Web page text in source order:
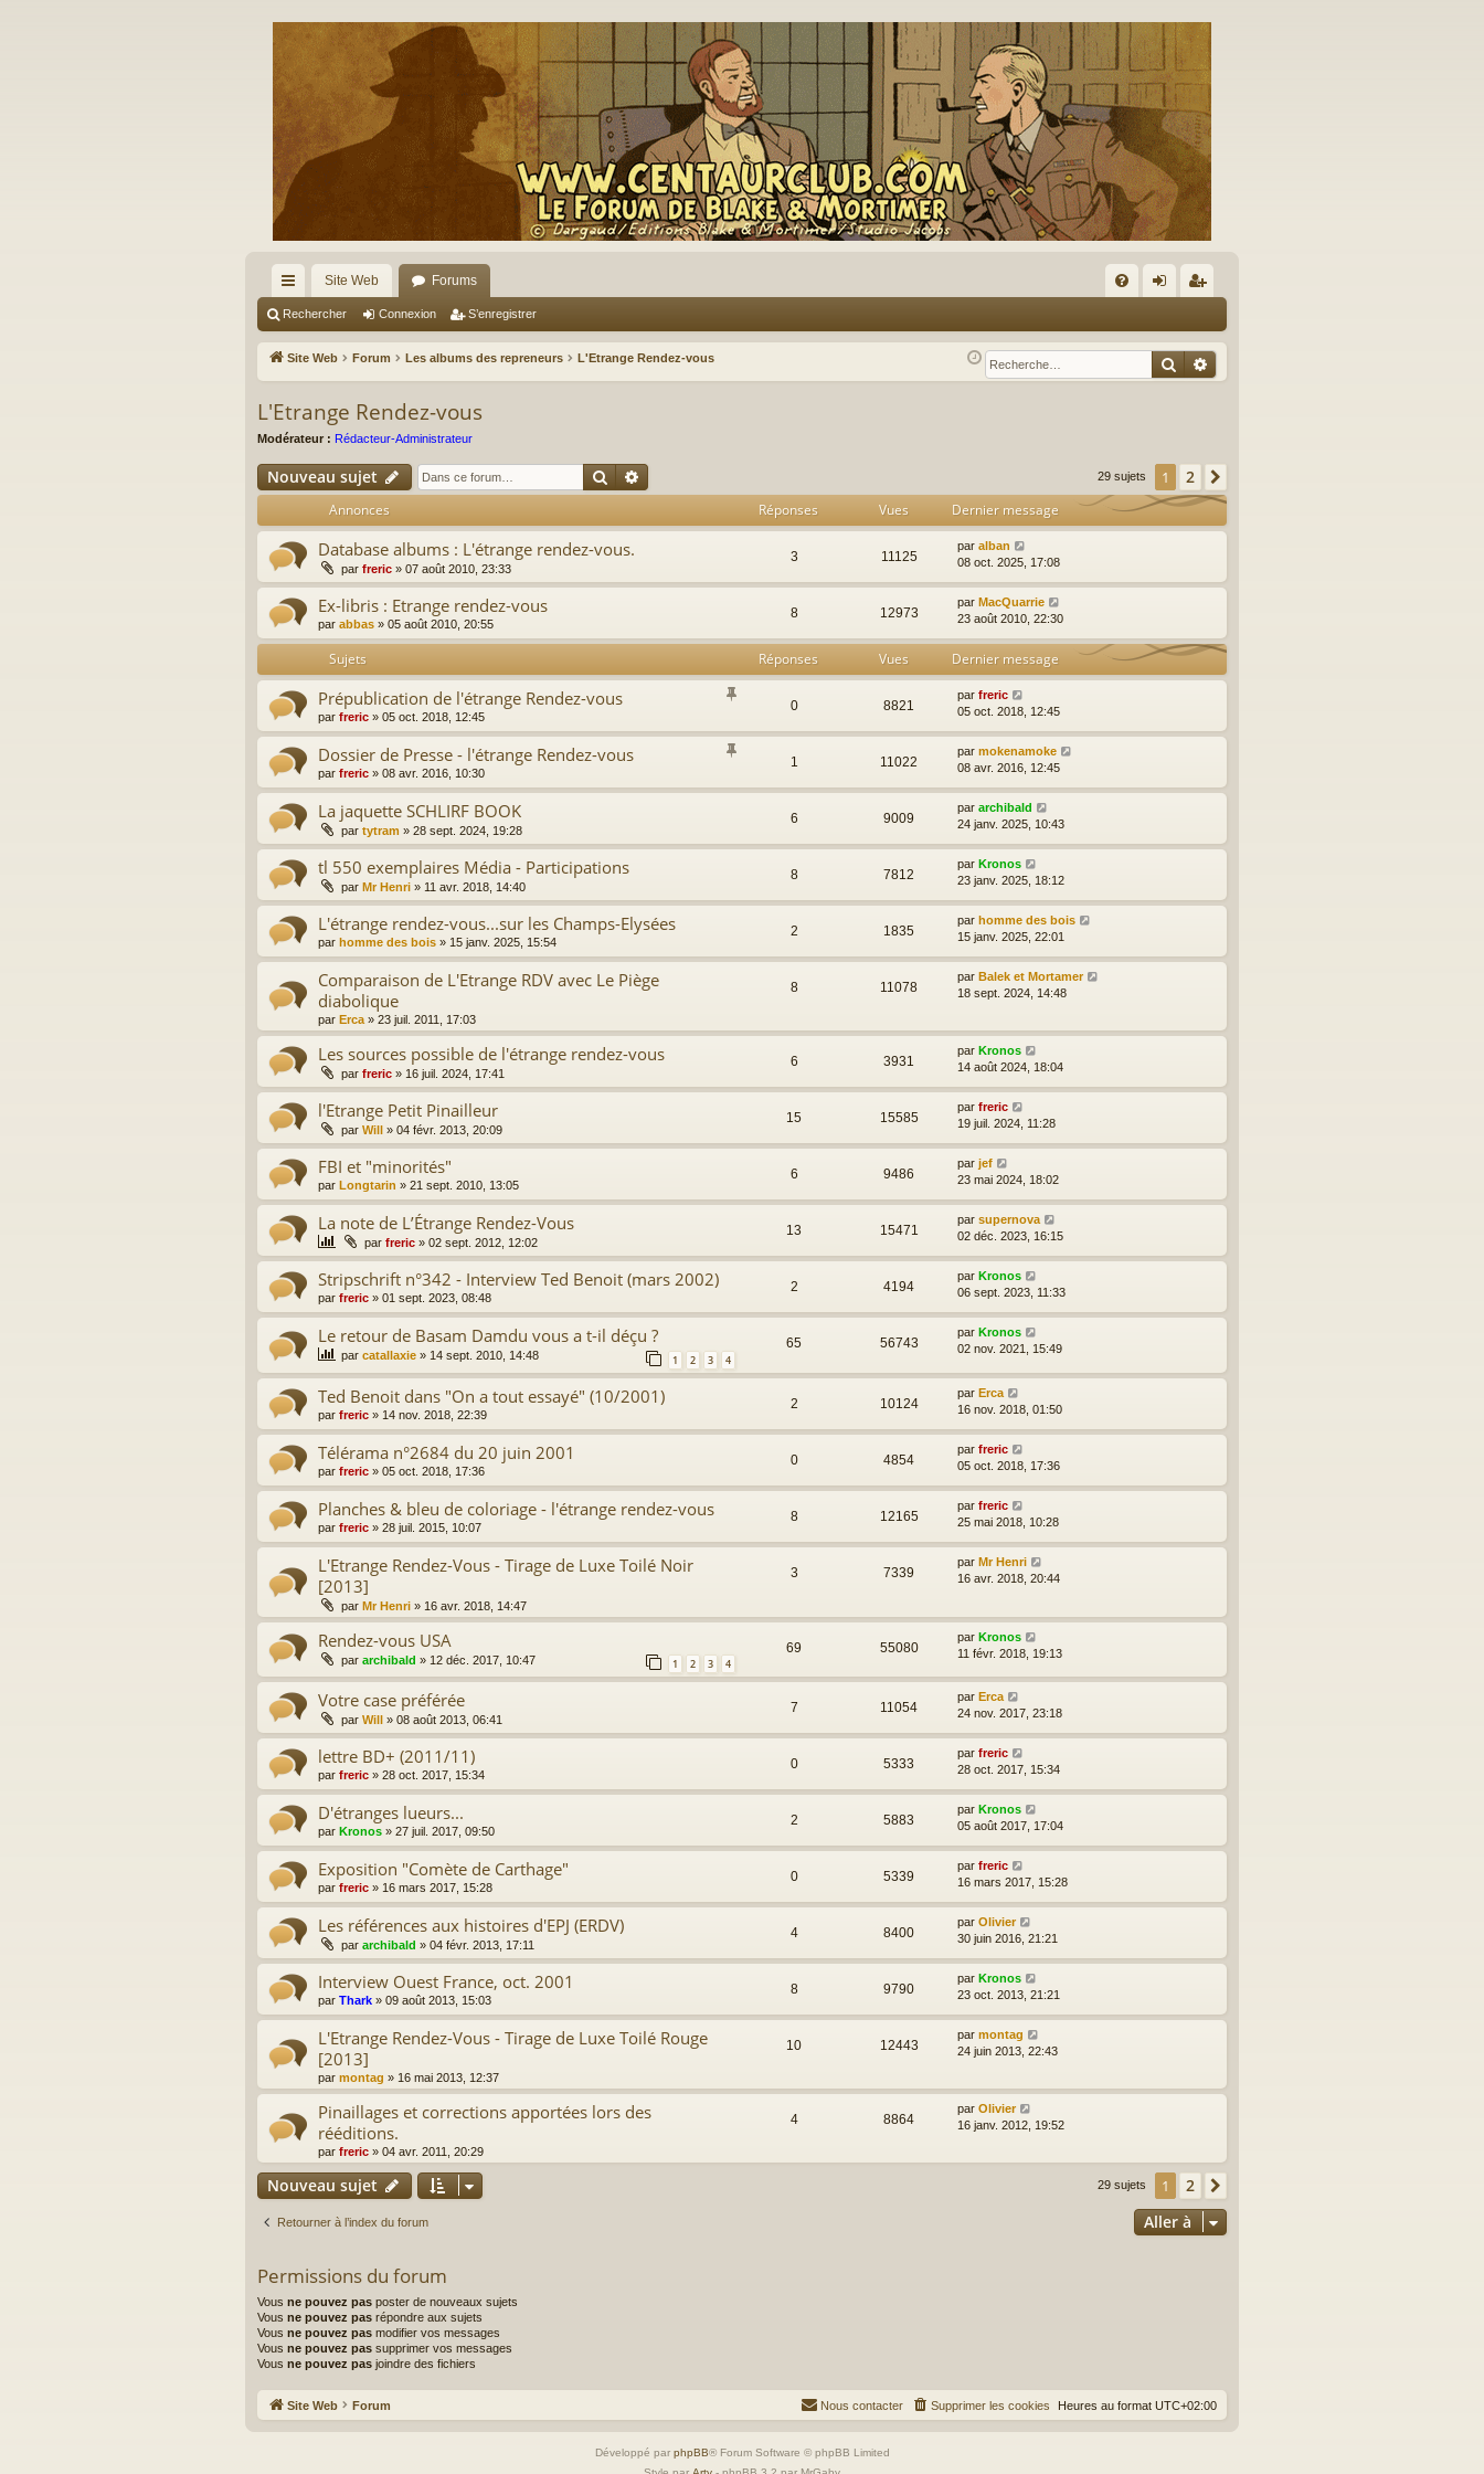
cc
ès
ra
pi
de
Site Web Forums
Q ne
xi
nr
eg
Rechercher Connexion S’enregistrer
Site Web Forum Les albums des repreneurs L'Etrange Rendez-vous Rechercher
Recherche avancée
L'Etrange Rendez-vous
Modérateur : Rédacteur-Administrateur
Nouveau sujet Rechercher 29 sujets 1 2
Annonces Réponses Vues Dernier message
Database albums : L'étrange rendez-vous.
par freric » 07 août 2010, 23:33
3 11125
par alban
08 oct. 2025, 17:08
Ex-libris : Etrange rendez-vous
par abbas » 05 août 2010, 20:55
8 12973
par MacQuarrie
23 août 2010, 22:30
Sujets Réponses Vues Dernier message
Prépublication de l'étrange Rendez-vous
par freric » 05 oct. 2018, 12:45
0 8821
par freric
05 oct. 2018, 12:45
Dossier de Presse - l'étrange Rendez-vous
par freric » 08 avr. 2016, 10:30
1 11022
par mokenamoke
08 avr. 2016, 12:45
La jaquette SCHLIRF BOOK
par tytram » 28 sept. 2024, 19:28
6 9009
par archibald
24 janv. 2025, 10:43
tl 550 exemplaires Média - Participations
par Mr Henri » 11 avr. 2018, 14:40
8 7812
par Kronos
23 janv. 2025, 18:12
L'étrange rendez-vous...sur les Champs-Elysées
par homme des bois » 15 janv. 2025, 15:54
2 1835
par homme des bois
15 janv. 2025, 22:01
Comparaison de L'Etrange RDV avec Le Piège
diabolique
par Erca» 23 juil. 2011, 17:03
8 11078
par Balek et Mortamer
18 sept. 2024, 14:48
Les sources possible de l'étrange rendez-vous
par freric » 16 juil. 2024, 17:41
6 3931
par Kronos
14 août 2024, 18:04
l'Etrange Petit Pinailleur
par Will » 04 févr. 2013, 20:09
15 15585
par freric
19 juil. 2024, 11:28
FBI et "minorités"
par Longtarin » 21 sept. 2010, 13:05
6 9486
par jef
23 mai 2024, 18:02
La note de L’Étrange Rendez-Vous
par freric » 02 sept. 2012, 12:02
13 15471
par supernova
02 déc. 2023, 16:15
Stripschrift n°342 - Interview Ted Benoit (mars 2002)
par freric » 01 sept. 2023, 08:48
2 4194
par Kronos
06 sept. 2023, 11:33
Le retour de Basam Damdu vous a t-il déçu ?
par catallaxie » 14 sept. 2010, 14:48 1 2 3 4
65 56743
par Kronos
02 nov. 2021, 15:49
Ted Benoit dans "On a tout essayé" (10/2001)
par freric » 14 nov. 2018, 22:39
2 10124
par Erca
16 nov. 2018, 01:50
Télérama n°2684 du 20 juin 2001
par freric » 05 oct. 2018, 17:36
0 4854
par freric
05 oct. 2018, 17:36
Planches & bleu de coloriage - l'étrange rendez-vous
par freric » 28 juil. 2015, 10:07
8 12165
par freric
25 mai 2018, 10:28
L'Etrange Rendez-Vous - Tirage de Luxe Toilé Noir
[2013]
par Mr Henri » 16 avr. 2018, 14:47
3 7339
par Mr Henri
16 avr. 2018, 20:44
Rendez-vous USA
par archibald » 12 déc. 2017, 10:47 1 2 3 4
69 55080
par Kronos
11 févr. 2018, 19:13
Votre case préférée
par Will » 08 août 2013, 06:41
7 11054
par Erca
24 nov. 2017, 23:18
lettre BD+ (2011/11)
par freric » 28 oct. 2017, 15:34
0 5333
par freric
28 oct. 2017, 15:34
D'étranges lueurs...
par Kronos » 27 juil. 2017, 09:50
2 5883
par Kronos
05 août 2017, 17:04
Exposition "Comète de Carthage"
par freric » 16 mars 2017, 15:28
0 5339
par freric
16 mars 2017, 15:28
Les références aux histoires d'EPJ (ERDV)
par archibald » 04 févr. 2013, 17:11
4 8400
par Olivier
30 juin 2016, 21:21
Interview Ouest France, oct. 2001
par Thark » 09 août 2013, 15:03
8 9790
par Kronos
23 oct. 2013, 21:21
L'Etrange Rendez-Vous - Tirage de Luxe Toilé Rouge
[2013]
par montag » 16 mai 2013, 12:37
10 12443
par montag
24 juin 2013, 22:43
Pinaillages et corrections apportées lors des
rééditions.
par freric » 04 avr. 2011, 20:29
4 8864
par Olivier
16 janv. 2012, 19:52
Nouveau sujet 29 sujets 1 2
Retourner à l’index du forum Aller à
Permissions du forum
Vous ne pouvez pas poster de nouveaux sujets
Vous ne pouvez pas répondre aux sujets
Vous ne pouvez pas modifier vos messages
Vous ne pouvez pas supprimer vos messages
Vous ne pouvez pas joindre des fichiers
Site Web Forum Heures au format UTC+02:00
Supprimer les cookies
Nous contacter
Développé par phpBB® Forum Software © phpBB Limited